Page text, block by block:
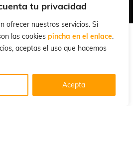
tu privacidad
ofrecer nuestros servicios. Si
las cookies pincha en el enlace.
aceptas el uso que hacemos
Acepta
Cuchillalia.com